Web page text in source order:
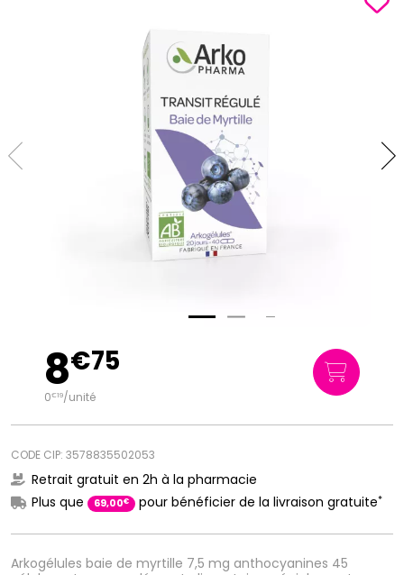
Arkogélules baie de myrtille 7,5 mg anthocyanines 45
8€75
0€19/unité
CODE CIP: 3578835502053
Retrait gratuit en 2h à la pharmacie
Plus que
69,00€ pour bénéficier de la livraison gratuite*